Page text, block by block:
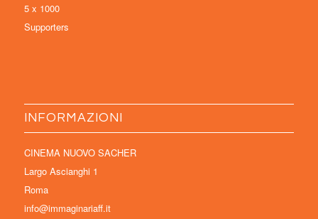
5 x 1000
Supporters
INFORMAZIONI
CINEMA NUOVO SACHER
Largo Ascianghi 1
Roma
info@immaginariaff.it